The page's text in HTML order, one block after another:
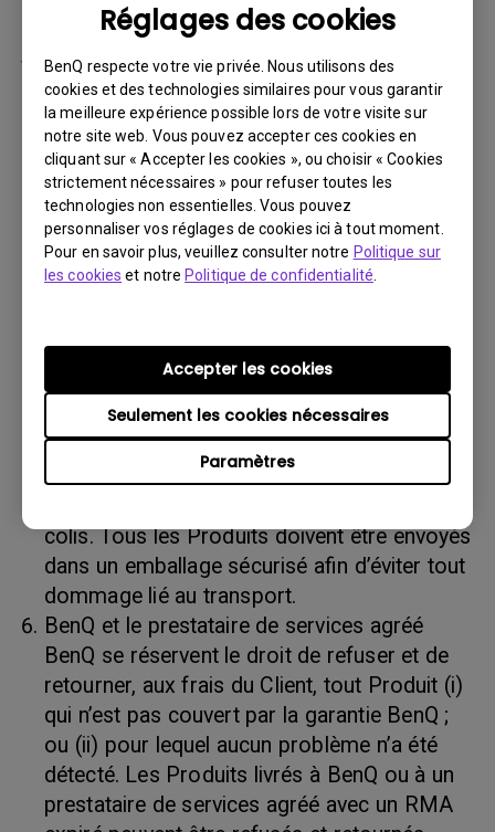
Réglages des cookies
BenQ respecte votre vie privée. Nous utilisons des
cookies et des technologies similaires pour vous garantir
la meilleure expérience possible lors de votre visite sur
notre site web. Vous pouvez accepter ces cookies en
cliquant sur « Accepter les cookies », ou choisir « Cookies
strictement nécessaires » pour refuser toutes les
technologies non essentielles. Vous pouvez
personnaliser vos réglages de cookies ici à tout moment.
Pour en savoir plus, veuillez consulter notre Politique sur
les cookies et notrePolitique de confidentialité
Paramètres
Seulement les cookies nécessaires
Accepter les cookies
par la suite.
Vous devez retourner le Produit à BenQ,
sauf indication contraire de BenQ, ou à un
prestataire de services agréé BenQ. Vous
devez prépayer les frais d’expédition, taxes
d’exportation, droits de douane et toutes
charges associées au transport du Produit
BenQ. De plus, vous êtes responsable de
l’assurance du Produit expédié et assumez
accompagnés (i) des matériaux d’expédition
et d’emballage d’origine, (ii) d’une description
du symptôme du Produit BenQ et (iii) d’une
preuve du lieu et de la date d’achat. Le
numéro RMA doit être clairement inscrit sur
colis. Tous les Produits doivent être envoyés
dans un emballage sécurisé afin d’éviter tout
dommage lié au transport.
BenQ et le prestataire de services agréé
BenQ se réservent le droit de refuser et de
retourner, aux frais du Client, tout Produit (i)
qui n’est pas couvert par la garantie BenQ ;
ou (ii) pour lequel aucun problème n’a été
détecté. Les Produits livrés à BenQ ou à un
prestataire de services agréé avec un RMA